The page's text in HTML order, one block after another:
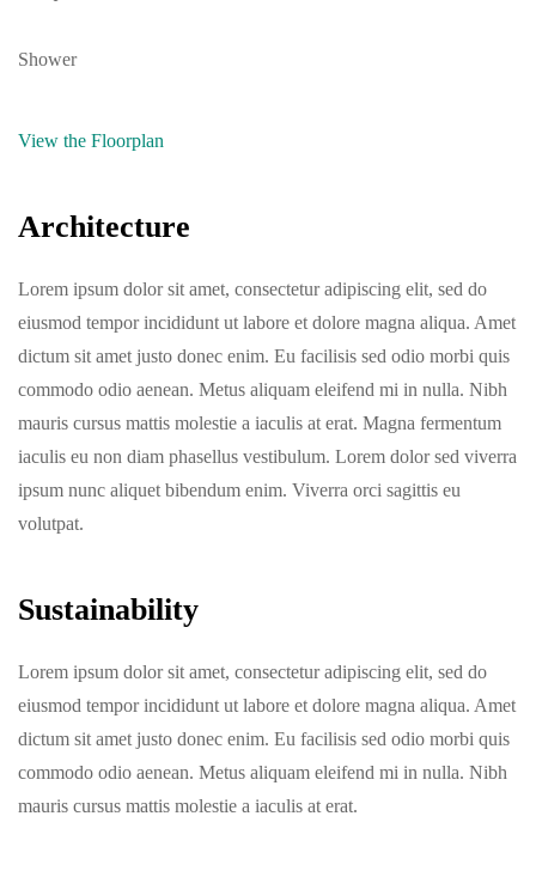
Shower
View the Floorplan
Architecture
Lorem ipsum dolor sit amet, consectetur adipiscing elit, sed do
eiusmod tempor incididunt ut labore et dolore magna aliqua. Amet
dictum sit amet justo donec enim. Eu facilisis sed odio morbi quis
commodo odio aenean. Metus aliquam eleifend mi in nulla. Nibh
mauris cursus mattis molestie a iaculis at erat. Magna fermentum
iaculis eu non diam phasellus vestibulum. Lorem dolor sed viverra
ipsum nunc aliquet bibendum enim. Viverra orci sagittis eu
volutpat.
Sustainability
Lorem ipsum dolor sit amet, consectetur adipiscing elit, sed do
eiusmod tempor incididunt ut labore et dolore magna aliqua. Amet
dictum sit amet justo donec enim. Eu facilisis sed odio morbi quis
commodo odio aenean. Metus aliquam eleifend mi in nulla. Nibh
mauris cursus mattis molestie a iaculis at erat.